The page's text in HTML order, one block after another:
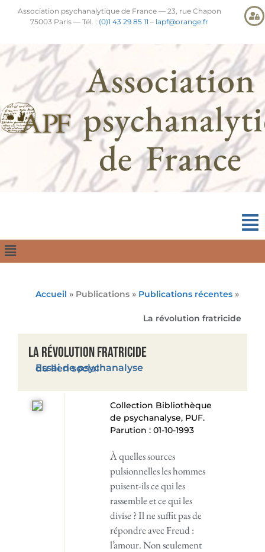
Association psychanalytique de France — 23, rue Chapon
75003 Paris — Tél. : (0)1 43 29 85 11 – lapf@orange.fr
Association
de France
Accueil » Publications » Publications récentes »
La révolution fratricide
La révolution fratricide
Essai de psychanalyse du lien social
Collection Bibliothèque
de psychanalyse, PUF.
Parution : 01-10-1993
À quelles sources
pulsionnelles les hommes
puisent-ils ce qui les
rassemble et ce qui les
divise ? Il ne suffit pas de
répondre avec Freud :
l’amour. Non seulement